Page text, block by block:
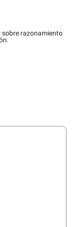
sobre razonamiento